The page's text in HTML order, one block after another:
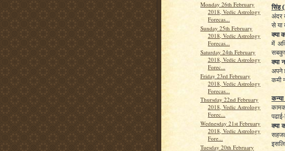
Monday 26th February
2018, Vedic Astrology
Forecas...
Sunday 25th February
2018, Vedic Astrology
Forecas...
Saturday 24th February
2018, Vedic Astrology
Forec...
Friday 23rd February
2018, Vedic Astrology
Forecas...
Thursday 22nd February
2018, Vedic Astrology
Forec...
Wednesday 21st February
2018, Vedic Astrology
Fore...
Tuesday 20th February
सिंह
अंदर
से या
क्या
में
क्या
अपने
कमी
कन्या
क्या